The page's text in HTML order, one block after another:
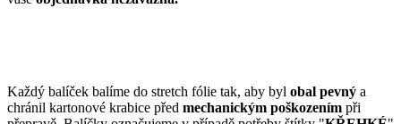
Každý balíček balíme do stretch fólie tak, aby byl obal pevný a
chránil kartonové krabice před mechanickým poškozením při